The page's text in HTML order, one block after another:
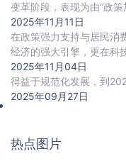
变革阶段，表现为‌由“政策
2025年11月11日
在政策强力支持与居民消
经济的强大引擎，更在科
及下沉市场的开拓，共同
2025年11月04日
得益于规范化发展，到
2025年09月27日
热点图片